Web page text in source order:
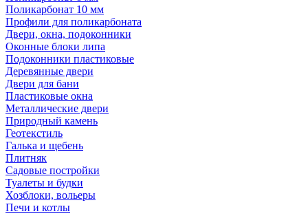
Поликарбонат 10 мм
Профили для поликарбоната
Двери, окна, подоконники
Оконные блоки липа
Подоконники пластиковые
Деревянные двери
Двери для бани
Пластиковые окна
Металлические двери
Природный камень
Геотекстиль
Галька и щебень
Плитняк
Садовые постройки
Туалеты и будки
Хозблоки, вольеры
Печи и котлы